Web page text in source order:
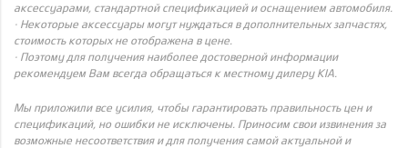
аксессуарами, стандартной спецификацией и оснащением автомобиля.
· Некоторые аксессуары могут нуждаться в дополнительных запчастях,
стоимость которых не отображена в цене.
· Поэтому для получения наиболее достоверной информации
рекомендуем Вам всегда обращаться к местному дилеру KIA.
Мы приложили все усилия, чтобы гарантировать правильность цен и
спецификаций, но ошибки не исключены. Приносим свои извинения за
возможные несоответствия и для получения самой актуальной и